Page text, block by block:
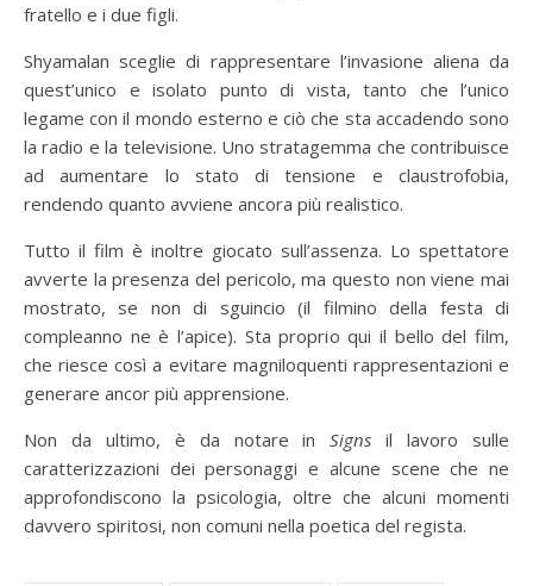
fratello e i due figli.
Shyamalan sceglie di rappresentare l’invasione aliena da
quest’unico e isolato punto di vista, tanto che l’unico
legame con il mondo esterno e ciò che sta accadendo sono
la radio e la televisione. Uno stratagemma che contribuisce
ad aumentare lo stato di tensione e claustrofobia,
rendendo quanto avviene ancora più realistico.
Tutto il film è inoltre giocato sull’assenza. Lo spettatore
avverte la presenza del pericolo, ma questo non viene mai
mostrato, se non di sguincio (il filmino della festa di
compleanno ne è l’apice). Sta proprio qui il bello del film,
che riesce così a evitare magniloquenti rappresentazioni e
generare ancor più apprensione.
Non da ultimo, è da notare inSigns il lavoro sulle
caratterizzazioni dei personaggi e alcune scene che ne
approfondiscono la psicologia, oltre che alcuni momenti
davvero spiritosi, non comuni nella poetica del regista.